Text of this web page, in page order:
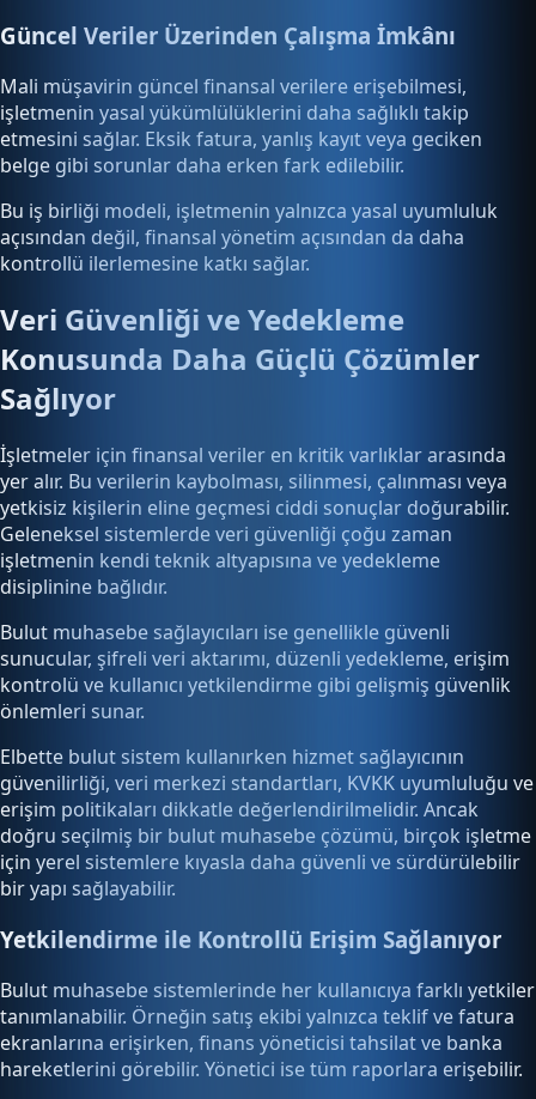
Güncel Veriler Üzerinden Çalışma İmkânı
Mali müşavirin güncel finansal verilere erişebilmesi,
işletmenin yasal yükümlülüklerini daha sağlıklı takip
etmesini sağlar. Eksik fatura, yanlış kayıt veya geciken
belge gibi sorunlar daha erken fark edilebilir.
Bu iş birliği modeli, işletmenin yalnızca yasal uyumluluk
açısından değil, finansal yönetim açısından da daha
kontrollü ilerlemesine katkı sağlar.
Veri Güvenliği ve Yedekleme
Konusunda Daha Güçlü Çözümler
Sağlıyor
İşletmeler için finansal veriler en kritik varlıklar arasında
yer alır. Bu verilerin kaybolması, silinmesi, çalınması veya
yetkisiz kişilerin eline geçmesi ciddi sonuçlar doğurabilir.
Geleneksel sistemlerde veri güvenliği çoğu zaman
işletmenin kendi teknik altyapısına ve yedekleme
disiplinine bağlıdır.
Bulut muhasebe sağlayıcıları ise genellikle güvenli
sunucular, şifreli veri aktarımı, düzenli yedekleme, erişim
kontrolü ve kullanıcı yetkilendirme gibi gelişmiş güvenlik
önlemleri sunar.
Elbette bulut sistem kullanırken hizmet sağlayıcının
güvenilirliği, veri merkezi standartları, KVKK uyumluluğu ve
erişim politikaları dikkatle değerlendirilmelidir. Ancak
doğru seçilmiş bir bulut muhasebe çözümü, birçok işletme
için yerel sistemlere kıyasla daha güvenli ve sürdürülebilir
bir yapı sağlayabilir.
Yetkilendirme ile Kontrollü Erişim Sağlanıyor
Bulut muhasebe sistemlerinde her kullanıcıya farklı yetkiler
tanımlanabilir. Örneğin satış ekibi yalnızca teklif ve fatura
ekranlarına erişirken, finans yöneticisi tahsilat ve banka
hareketlerini görebilir. Yönetici ise tüm raporlara erişebilir.